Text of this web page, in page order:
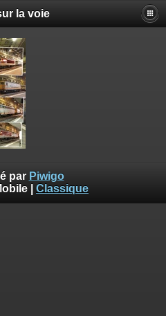
la voie
par Piwigo
Classique